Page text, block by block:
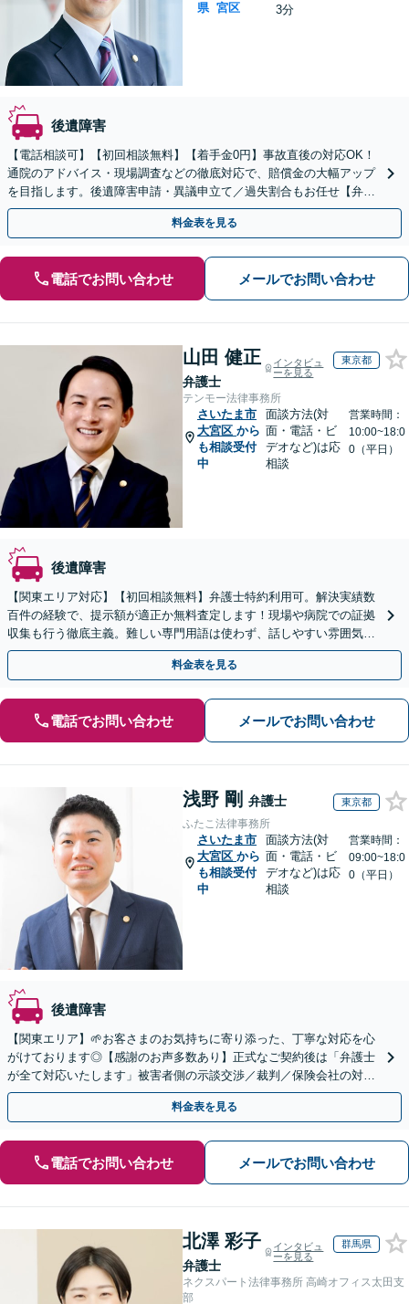
県 宮区
3分
後遺障害
【電話相談可】【初回相談無料】【着手金0円】事故直後の対応OK！
通院のアドバイス・現場調査などの徹底対応で、賠償金の大幅アップ
を目指します。後遺障害申請・異議申立て／過失割合もお任せ【弁護
士特約利用可】【完全個室】【大宮駅3分】
料金表を見る
電話でお問い合わせ メールでお問い合わせ
山田 健正
弁護士
インタビュ
ーを見る
東京都
テンモー法律事務所
さいたま市
大宮区 から
も相談受付
中
面談方法(対
面・電話・ビ
デオなど)は応
相談
営業時間：
10:00~18:0
0（平日）
後遺障害
【関東エリア対応】【初回相談無料】弁護士特約利用可。解決実績数
百件の経験で、提示額が適正か無料査定します！現場や病院での証拠
収集も行う徹底主義。難しい専門用語は使わず、話しやすい雰囲気で
親身にサポート。オンラインは全国どこからでも相談OK。
料金表を見る
電話でお問い合わせ メールでお問い合わせ
浅野 剛 弁護士 東京都
ふたこ法律事務所
さいたま市
大宮区 から
も相談受付
中
面談方法(対
面・電話・ビ
デオなど)は応
相談
営業時間：
09:00~18:0
0（平日）
後遺障害
【関東エリア】🌱お客さまのお気持ちに寄り添った、丁寧な対応を心
がけております◎【感謝のお声多数あり】正式なご契約後は「弁護士
が全て対応いたします」被害者側の示談交渉／裁判／保険会社の対応
／むち打ち／物損事故のご相談はお任せください。
料金表を見る
電話でお問い合わせ メールでお問い合わせ
北澤 彩子
弁護士
インタビュ
ーを見る
群馬県
ネクスパート法律事務所 高崎オフィス太田支
部